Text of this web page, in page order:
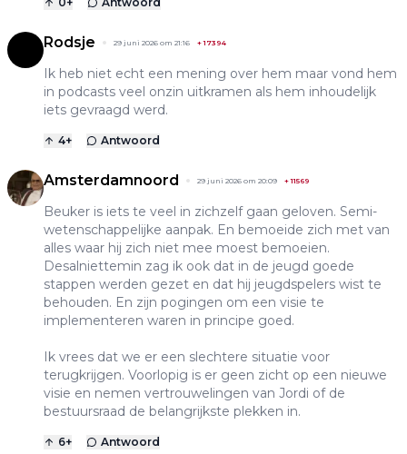
Rodsje 29 juni 2026 om 21:16 +17394
Ik heb niet echt een mening over hem maar vond hem
in podcasts veel onzin uitkramen als hem inhoudelijk
iets gevraagd werd.
4+ Antwoord
Amsterdamnoord 29 juni 2026 om 20:09 +11569
Beuker is iets te veel in zichzelf gaan geloven. Semi-
wetenschappelijke aanpak. En bemoeide zich met van
alles waar hij zich niet mee moest bemoeien.
Desalniettemin zag ik ook dat in de jeugd goede
stappen werden gezet en dat hij jeugdspelers wist te
behouden. En zijn pogingen om een visie te
implementeren waren in principe goed.
Ik vrees dat we er een slechtere situatie voor
terugkrijgen. Voorlopig is er geen zicht op een nieuwe
visie en nemen vertrouwelingen van Jordi of de
bestuursraad de belangrijkste plekken in.
6+ Antwoord